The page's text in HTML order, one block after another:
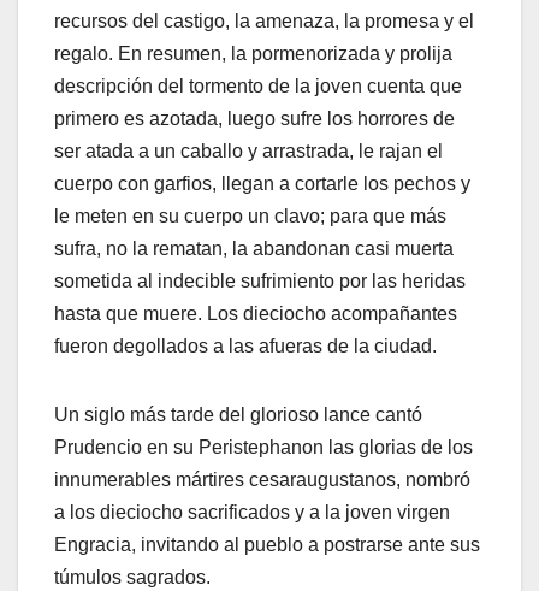
recursos del castigo, la amenaza, la promesa y el
regalo. En resumen, la pormenorizada y prolija
descripción del tormento de la joven cuenta que
primero es azotada, luego sufre los horrores de
ser atada a un caballo y arrastrada, le rajan el
cuerpo con garfios, llegan a cortarle los pechos y
le meten en su cuerpo un clavo; para que más
sufra, no la rematan, la abandonan casi muerta
sometida al indecible sufrimiento por las heridas
hasta que muere. Los dieciocho acompañantes
fueron degollados a las afueras de la ciudad.
Un siglo más tarde del glorioso lance cantó
Prudencio en su Peristephanon las glorias de los
innumerables mártires cesaraugustanos, nombró
a los dieciocho sacrificados y a la joven virgen
Engracia, invitando al pueblo a postrarse ante sus
túmulos sagrados.